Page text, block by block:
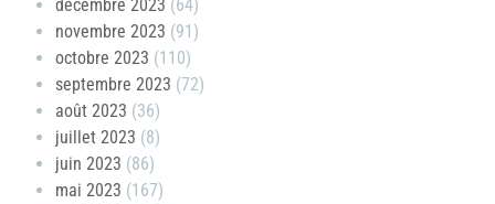
décembre 2023 (64)
novembre 2023 (91)
octobre 2023 (110)
septembre 2023 (72)
août 2023 (36)
juillet 2023 (8)
juin 2023 (86)
mai 2023 (167)